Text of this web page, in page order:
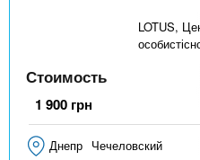
LOTUS,
Стоимость
1 900 грн
Днепр Чечеловский